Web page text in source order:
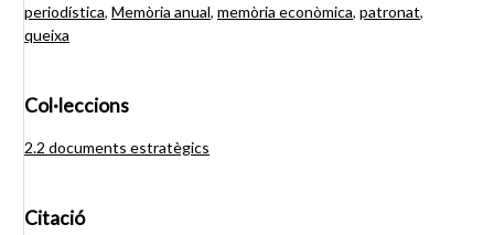
periodística, Memòria anual, memòria econòmica, patronat,
queixa
Col·leccions
2.2 documents estratègics
Citació